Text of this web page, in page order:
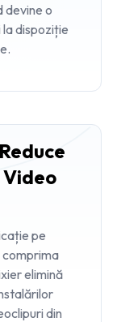
devine o
dispoziție
Video
pe
comprima
elimină
din